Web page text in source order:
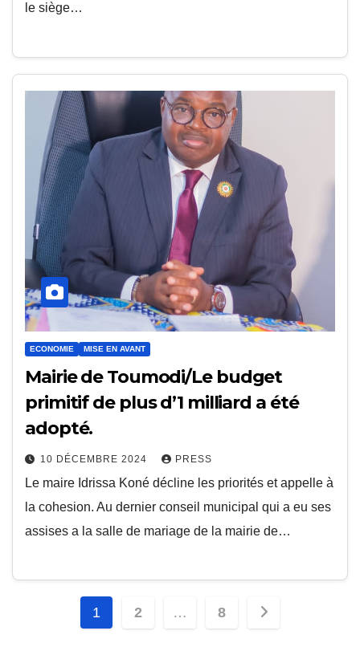
le siège…
ECONOMIE MISE EN AVANT
Mairie de Toumodi/Le budget
primitif de plus d’1 milliard a été
adopté.
10 DÉCEMBRE 2024 PRESS
Le maire Idrissa Koné décline les priorités et appelle à
la cohesion. Au dernier conseil municipal qui a eu ses
assises a la salle de mariage de la mairie de…
Pagination
1 2 … 8